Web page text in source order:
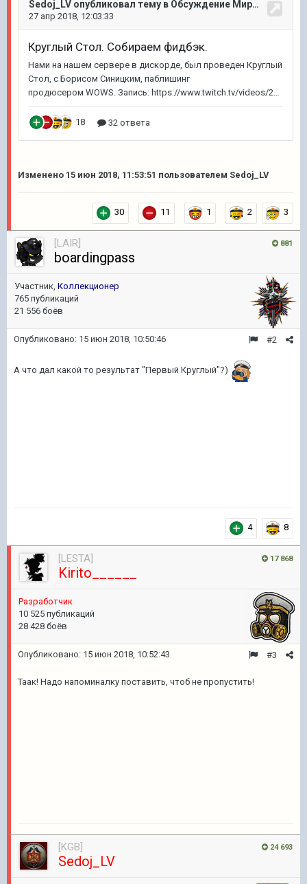
Изменено 15 июн 2018, 11:53:51 пользователем Sedoj_LV
30 11 1 2 3
881
[LAIR]
boardingpass
Участник, Коллекционер
765 публикаций
21 556 боёв
#2
Опубликовано: 15 июн 2018, 10:50:46
А что дал какой то результат "Первый Круглый"?)
4 8
17 868
[LESTA]
Kirito______
Разработчик
10 525 публикаций
28 428 боёв
#3
Опубликовано: 15 июн 2018, 10:52:43
Таак! Надо напоминалку поставить, чтоб не пропустить!
24 693
[KGB]
Sedoj_LV